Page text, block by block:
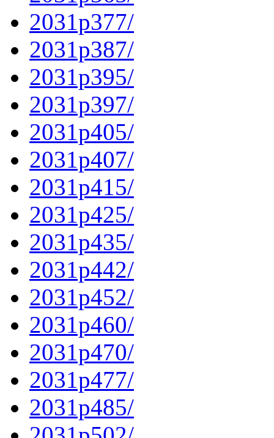
2031p377/
2031p387/
2031p395/
2031p397/
2031p405/
2031p407/
2031p415/
2031p425/
2031p435/
2031p442/
2031p452/
2031p460/
2031p470/
2031p477/
2031p485/